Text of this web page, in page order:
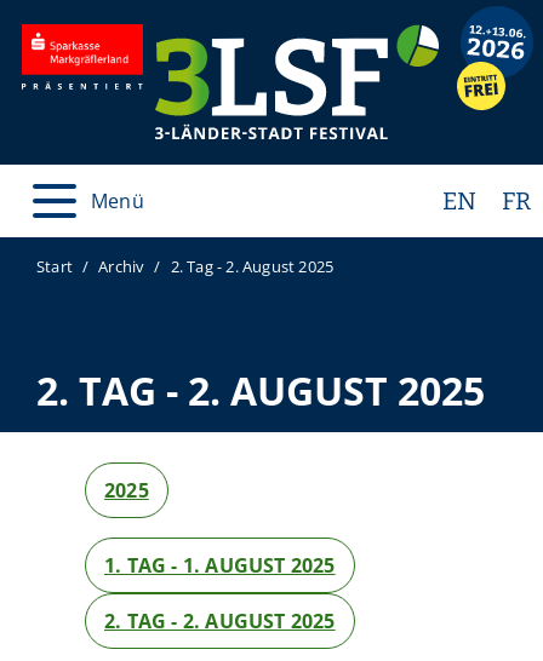
Menü EN FR
Start Archiv 2. Tag - 2. August 2025
2. TAG - 2. AUGUST 2025
2025
1. TAG - 1. AUGUST 2025
2. TAG - 2. AUGUST 2025